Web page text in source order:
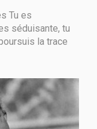
Tu es
séduisante, tu
la trace
nous
poursuivi